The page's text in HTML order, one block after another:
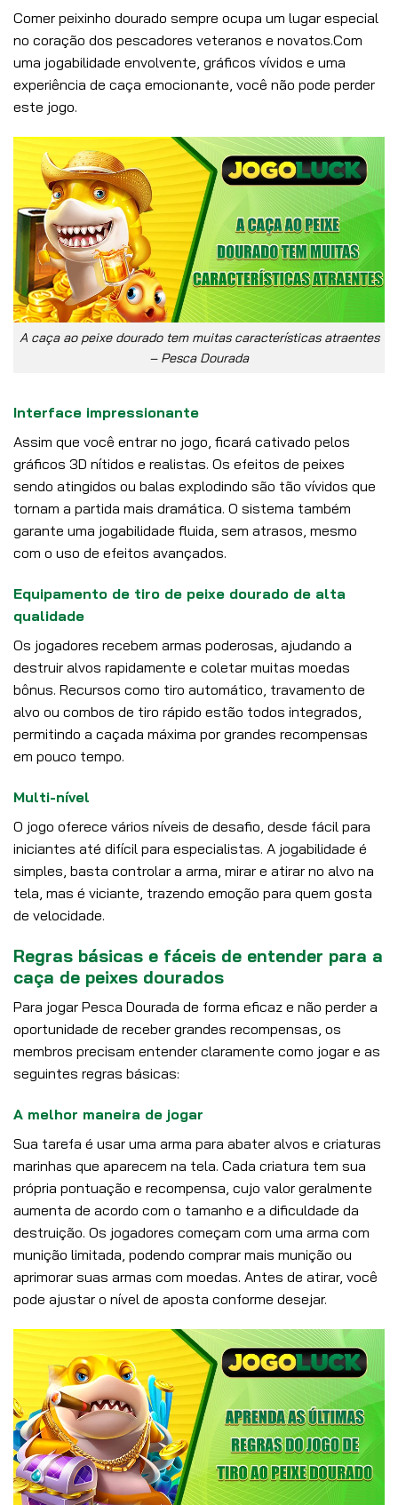
Comer peixinho dourado sempre ocupa um lugar especial
no coração dos pescadores veteranos e novatos.Com
uma jogabilidade envolvente, gráficos vívidos e uma
experiência de caça emocionante, você não pode perder
este jogo.
A caça ao peixe dourado tem muitas características atraentes
– Pesca Dourada
Interface impressionante
Assim que você entrar no jogo, ficará cativado pelos
gráficos 3D nítidos e realistas. Os efeitos de peixes
sendo atingidos ou balas explodindo são tão vívidos que
tornam a partida mais dramática. O sistema também
garante uma jogabilidade fluida, sem atrasos, mesmo
com o uso de efeitos avançados.
Equipamento de tiro de peixe dourado de alta
qualidade
Os jogadores recebem armas poderosas, ajudando a
destruir alvos rapidamente e coletar muitas moedas
bônus. Recursos como tiro automático, travamento de
alvo ou combos de tiro rápido estão todos integrados,
permitindo a caçada máxima por grandes recompensas
em pouco tempo.
Multi-nível
O jogo oferece vários níveis de desafio, desde fácil para
iniciantes até difícil para especialistas. A jogabilidade é
simples, basta controlar a arma, mirar e atirar no alvo na
tela, mas é viciante, trazendo emoção para quem gosta
de velocidade.
Regras básicas e fáceis de entender para a
caça de peixes dourados
Para jogar Pesca Dourada de forma eficaz e não perder a
oportunidade de receber grandes recompensas, os
membros precisam entender claramente como jogar e as
seguintes regras básicas:
A melhor maneira de jogar
Sua tarefa é usar uma arma para abater alvos e criaturas
marinhas que aparecem na tela. Cada criatura tem sua
própria pontuação e recompensa, cujo valor geralmente
aumenta de acordo com o tamanho e a dificuldade da
destruição. Os jogadores começam com uma arma com
munição limitada, podendo comprar mais munição ou
aprimorar suas armas com moedas. Antes de atirar, você
pode ajustar o nível de aposta conforme desejar.